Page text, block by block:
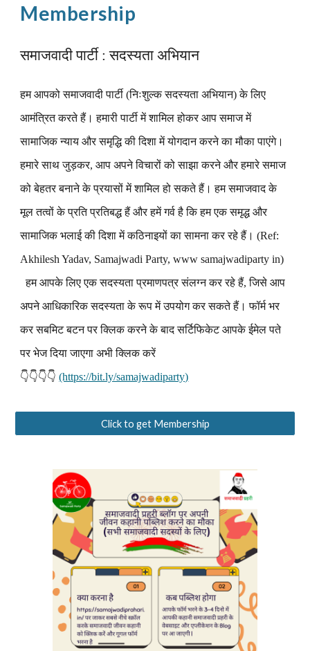
Membership
समाजवादी पार्टी : सदस्यता अभियान
हम आपको समाजवादी पार्टी (निःशुल्क सदस्यता अभियान) के लिए
आमंत्रित करते हैं। हमारी पार्टी में शामिल होकर आप समाज में
सामाजिक न्याय और समृद्धि की दिशा में योगदान करने का मौका पाएंगे।
हमारे साथ जुड़कर, आप अपने विचारों को साझा करने और हमारे समाज
को बेहतर बनाने के प्रयासों में शामिल हो सकते हैं। हम समाजवाद के
मूल तत्वों के प्रति प्रतिबद्ध हैं और हमें गर्व है कि हम एक समृद्ध और
सामाजिक भलाई की दिशा में कठिनाइयों का सामना कर रहे हैं। (Ref:
Akhilesh Yadav, Samajwadi Party, www samajwadiparty in)
हम आपके लिए एक सदस्यता प्रमाणपत्र संलग्न कर रहे हैं, जिसे आप
अपने आधिकारिक सदस्यता के रूप में उपयोग कर सकते हैं। फॉर्म भर
कर सबमिट बटन पर क्लिक करने के बाद सर्टिफिकेट आपके ईमेल पते
पर भेज दिया जाएगा अभी क्लिक करें
👇👇👇👇(https://bit.ly/samajwadiparty)
Click to get Membership